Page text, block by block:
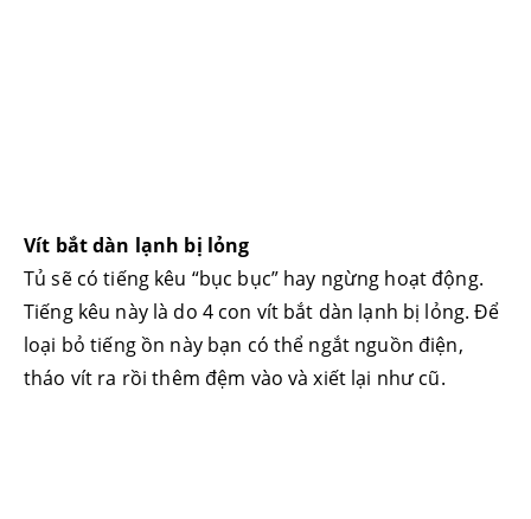
Vít bắt dàn lạnh bị lỏng
Tủ sẽ có tiếng kêu “bục bục” hay ngừng hoạt động.
Tiếng kêu này là do 4 con vít bắt dàn lạnh bị lỏng. Để
loại bỏ tiếng ồn này bạn có thể ngắt nguồn điện,
tháo vít ra rồi thêm đệm vào và xiết lại như cũ.